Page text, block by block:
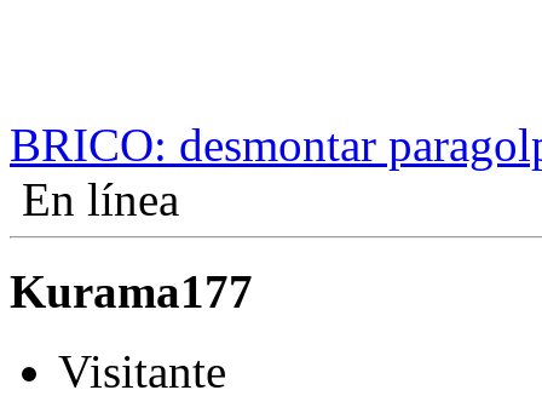
BRICO: desmontar
En línea
Kurama177
Visitante